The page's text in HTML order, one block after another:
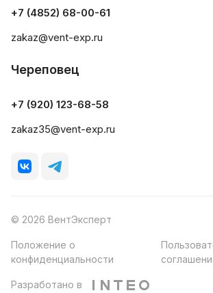
+7 (4852) 68-00-61
zakaz@vent-exp.ru
Череповец
+7 (920) 123-68-58
zakaz35@vent-exp.ru
© 2026 ВентЭксперт
Положение о
конфиденциальности
Разработано в